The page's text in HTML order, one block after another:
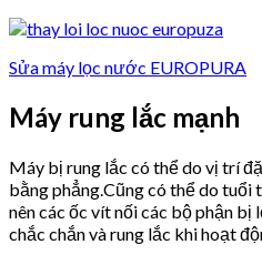
Sửa máy lọc nước EUROPURA
Máy rung lắc mạnh
Máy bị rung lắc có thể do vị trí
bằng phẳng.Cũng có thể do tuổi
nên các ốc vít nối các bộ phận bị
chắc chắn và rung lắc khi hoạt